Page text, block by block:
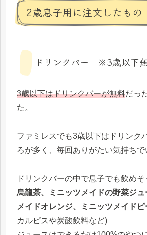
2歳息子用に注文したもの
ドリンクバー ※3歳以下
3歳以下はドリンクバーが無料だっ
た。
ファミレスでも3歳以下はドリンク
ろが多く、毎回ありがたい気持ちで
ドリンクバーの中で息子でも飲めそ
烏龍茶、ミニッツメイドの野菜ジ
メイドオレンジ、ミニッツメイドピ
カルピスや炭酸飲料など)